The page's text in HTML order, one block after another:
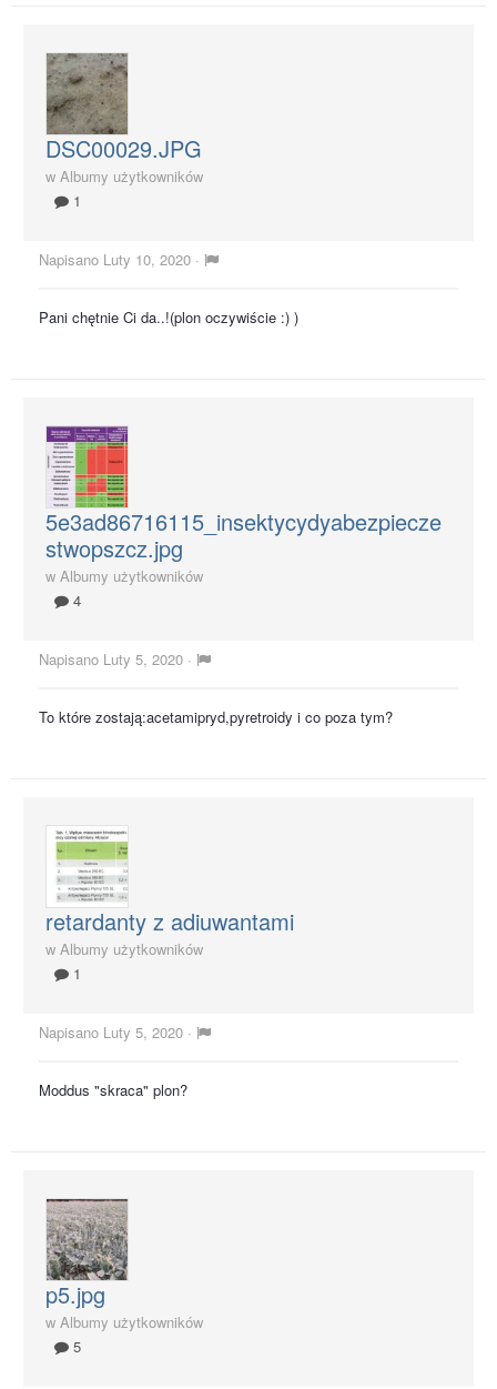
DSC00029.JPG
w Albumy użytkowników
1
Napisano Luty 10, 2020 ·
Pani chętnie Ci da..!(plon oczywiście :) )
5e3ad86716115_insektycydyabezpiecze
stwopszcz.jpg
w Albumy użytkowników
4
Napisano Luty 5, 2020 ·
To które zostają:acetamipryd,pyretroidy i co poza tym?
retardanty z adiuwantami
w Albumy użytkowników
1
Napisano Luty 5, 2020 ·
Moddus "skraca" plon?
p5.jpg
w Albumy użytkowników
5